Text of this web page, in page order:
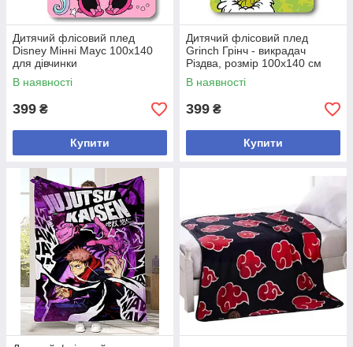
Дитячий флісовий плед
Disney Мінні Маус 100х140
для дівчинки
В наявності
399 ₴
Купити
Дитячий флісовий плед
Grinch Грінч - викрадач
Різдва, розмір 100х140 см
В наявності
399 ₴
Купити